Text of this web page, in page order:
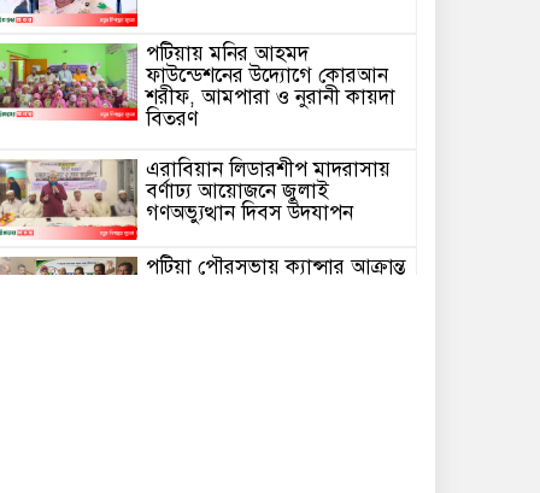
পটিয়ায় মনির আহমদ
ফাউন্ডেশনের উদ্যোগে কোরআন
শরীফ, আমপারা ও নুরানী কায়দা
বিতরণ
এরাবিয়ান লিডারশীপ মাদরাসায়
বর্ণাঢ্য আয়োজনে জুলাই
গণঅভ্যুত্থান দিবস উদযাপন
পটিয়া পৌরসভায় ক্যান্সার আক্রান্ত